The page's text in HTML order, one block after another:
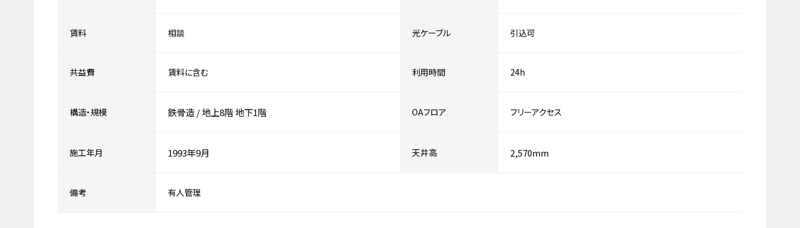
賃料 相談 光ケーブル 引込可
共益費 賃料に含む 利用時間 24h
構造・規模 鉄骨造/地上8階地下1階 OAフロア フリーアクセス
施工年月 1993年9月 天井高 2,570mm
備考 有人管理